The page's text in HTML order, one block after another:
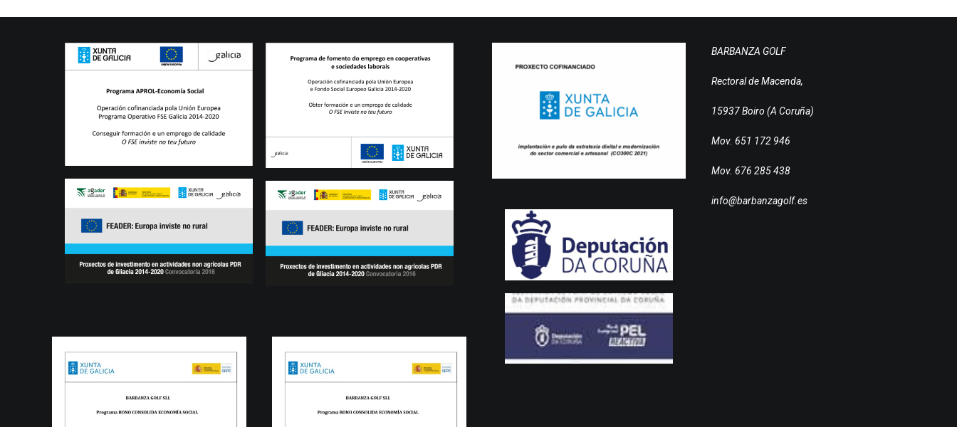
BARBANZA GOLF
Rectoral de Macenda,
15937 Boiro (A Coruña)
Mov. 651 172 946
Mov. 676 285 438
info@barbanzagolf.es